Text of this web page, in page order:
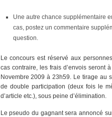
Une autre chance supplémentaire
cas, postez un commentaire
question.
Le concours est réservé aux
cas contraire, les frais d’envois seront
Novembre 2009 à 23h59. Le tirage au
de double participation (deux fois le
d’article etc.), sous peine d’élimination.
Le pseudo du gagnant sera annoncé